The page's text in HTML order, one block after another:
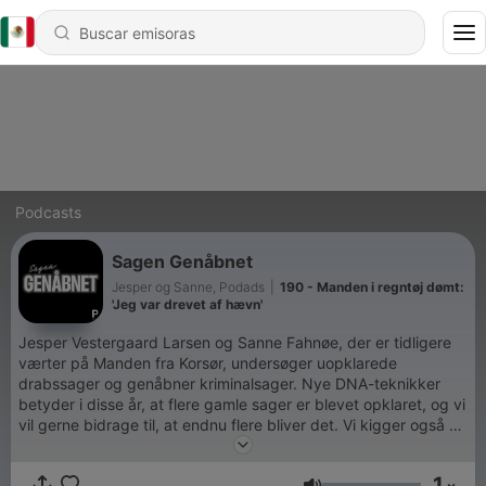
Podcasts
Sagen Genåbnet
Jesper og Sanne, Podads
190 - Manden i regntøj dømt:
'Jeg var drevet af hævn'
Jesper Vestergaard Larsen og Sanne Fahnøe, der er tidligere
værter på Manden fra Korsør, undersøger uopklarede
drabssager og genåbner kriminalsager. Nye DNA-teknikker
betyder i disse år, at flere gamle sager er blevet opklaret, og vi
vil gerne bidrage til, at endnu flere bliver det. Vi kigger også på
sager, der er blevet opklaret med nye DNA-teknikker og sager